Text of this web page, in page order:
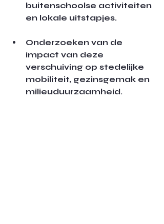
buitenschoolse activiteiten
en lokale uitstapjes.
Onderzoeken van de
impact van deze
verschuiving op stedelijke
mobiliteit, gezinsgemak en
milieuduurzaamheid.